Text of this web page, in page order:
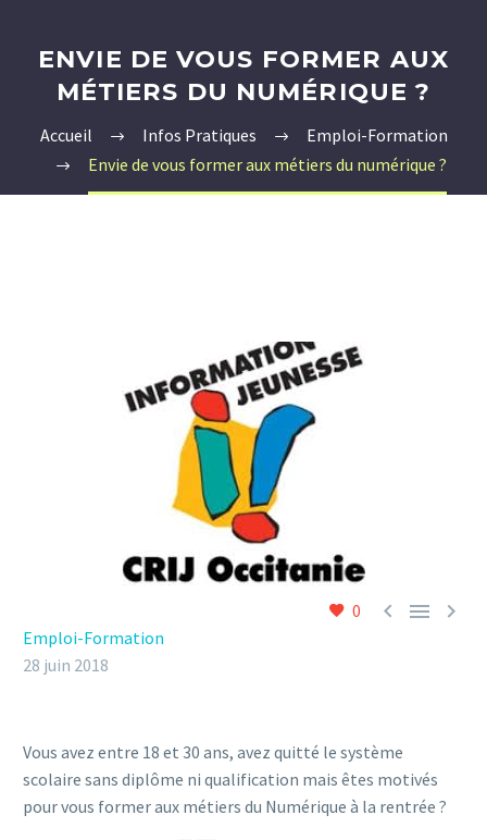
ENVIE DE VOUS FORMER AUX
MÉTIERS DU NUMÉRIQUE ?
Accueil Infos Pratiques
Emploi-Formation
Envie de vous former aux métiers du numérique ?
0   
Emploi-Formation
28 juin 2018
Vous avez entre 18 et 30 ans, avez quitté le système
scolaire sans diplôme ni qualification mais êtes motivés
pour vous former aux métiers du Numérique à la rentrée ?